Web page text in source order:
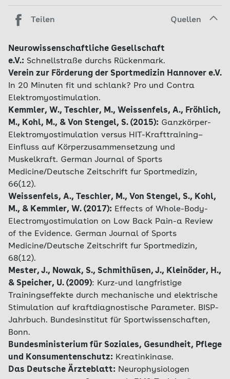
Teilen Quellen
Neurowissenschaftliche Gesellschaft
e.V.: Schnellstraße durchs Rückenmark.
Verein zur Förderung der Sportmedizin Hannover e.V.
In 20 Minuten fit und schlank? Pro und Contra
Elektromyostimulation.
Kemmler, W., Teschler, M., Weissenfels, A., Fröhlich,
M., Kohl, M., & Von Stengel, S. (2015): Ganzkörper-
Elektromyostimulation versus HIT-Krafttraining–
Einfluss auf Körperzusammensetzung und
Muskelkraft. German Journal of Sports
Medicine/Deutsche Zeitschrift fur Sportmedizin,
66(12).
Weissenfels, A., Teschler, M., Von Stengel, S., Kohl,
M., & Kemmler, W. (2017): Effects of Whole-Body-
Electromyostimulation on Low Back Pain-a Review
of the Evidence. German Journal of Sports
Medicine/Deutsche Zeitschrift fur Sportmedizin,
68(12).
Mester, J., Nowak, S., Schmithüsen, J., Kleinöder, H.,
& Speicher, U. (2009): Kurz-und langfristige
Trainingseffekte durch mechanische und elektrische
Stimulation auf kraftdiagnostische Parameter. BISP-
Jahrbuch. Bundesinstitut für Sportwissenschaften,
Bonn.
Bundesministerium für Soziales, Gesundheit, Pflege
und Konsumentenschutz: Kreatinkinase.
Das Deutsche Ärzteblatt: Neurophysiologen